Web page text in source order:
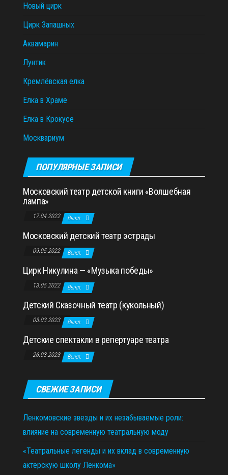
Новый цирк
Цирк Запашных
Аквамарин
Лунтик
Кремлёвская елка
Елка в Храме
Елка в Крокусе
Москвариум
ПОПУЛЯРНЫЕ ЗАПИСИ
Московский театр детской книги «Волшебная
лампа»
17.04.2022 Выкл.
Московский детский театр эстрады
09.05.2022 Выкл.
Цирк Никулина — «Музыка победы»
13.05.2022 Выкл.
Детский Сказочный театр (кукольный)
03.03.2023 Выкл.
Детские спектакли в репертуаре театра
26.03.2023 Выкл.
СВЕЖИЕ ЗАПИСИ
Ленкомовские звезды и их незабываемые роли:
влияние на современную театральную моду
«Театральные легенды и их вклад в современную
актерскую школу Ленкома»